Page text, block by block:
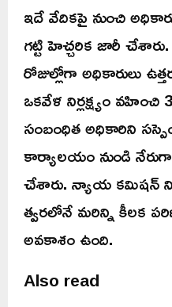
ఇదే వేదికపై నుంచి
గట్టి హెచ్చరిక జారీ
రోజుల్లోగా అధికారులు
ఒకవేళ నిర్లక్ష్యం వహించి
సంబంధిత అధికారిని
కార్యాలయం నుండి నేరుగా
చేశారు. న్యాయ కమిషన్
త్వరలోనే మరిన్ని కీలక
అవకాశం ఉంది.
Also read